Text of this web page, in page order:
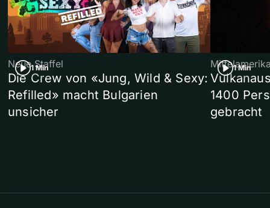
1 Min
Neue Staffel
Die Crew von «Jung, Wild & Sexy:
Refilled» macht Bulgarien
unsicher
1 Min
1400
gebracht